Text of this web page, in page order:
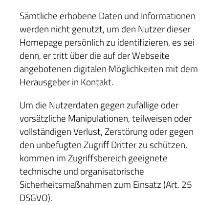
Sämtliche erhobene Daten und Informationen
werden nicht genutzt, um den Nutzer dieser
Homepage persönlich zu identifizieren, es sei
denn, er tritt über die auf der Webseite
angebotenen digitalen Möglichkeiten mit dem
Herausgeber in Kontakt.
Um die Nutzerdaten gegen zufällige oder
vorsätzliche Manipulationen, teilweisen oder
vollständigen Verlust, Zerstörung oder gegen
den unbefugten Zugriff Dritter zu schützen,
kommen im Zugriffsbereich geeignete
technische und organisatorische
Sicherheitsmaßnahmen zum Einsatz (Art. 25
DSGVO).